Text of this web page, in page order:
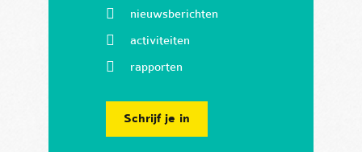
nieuwsberichten
activiteiten
rapporten
Schrijf je in